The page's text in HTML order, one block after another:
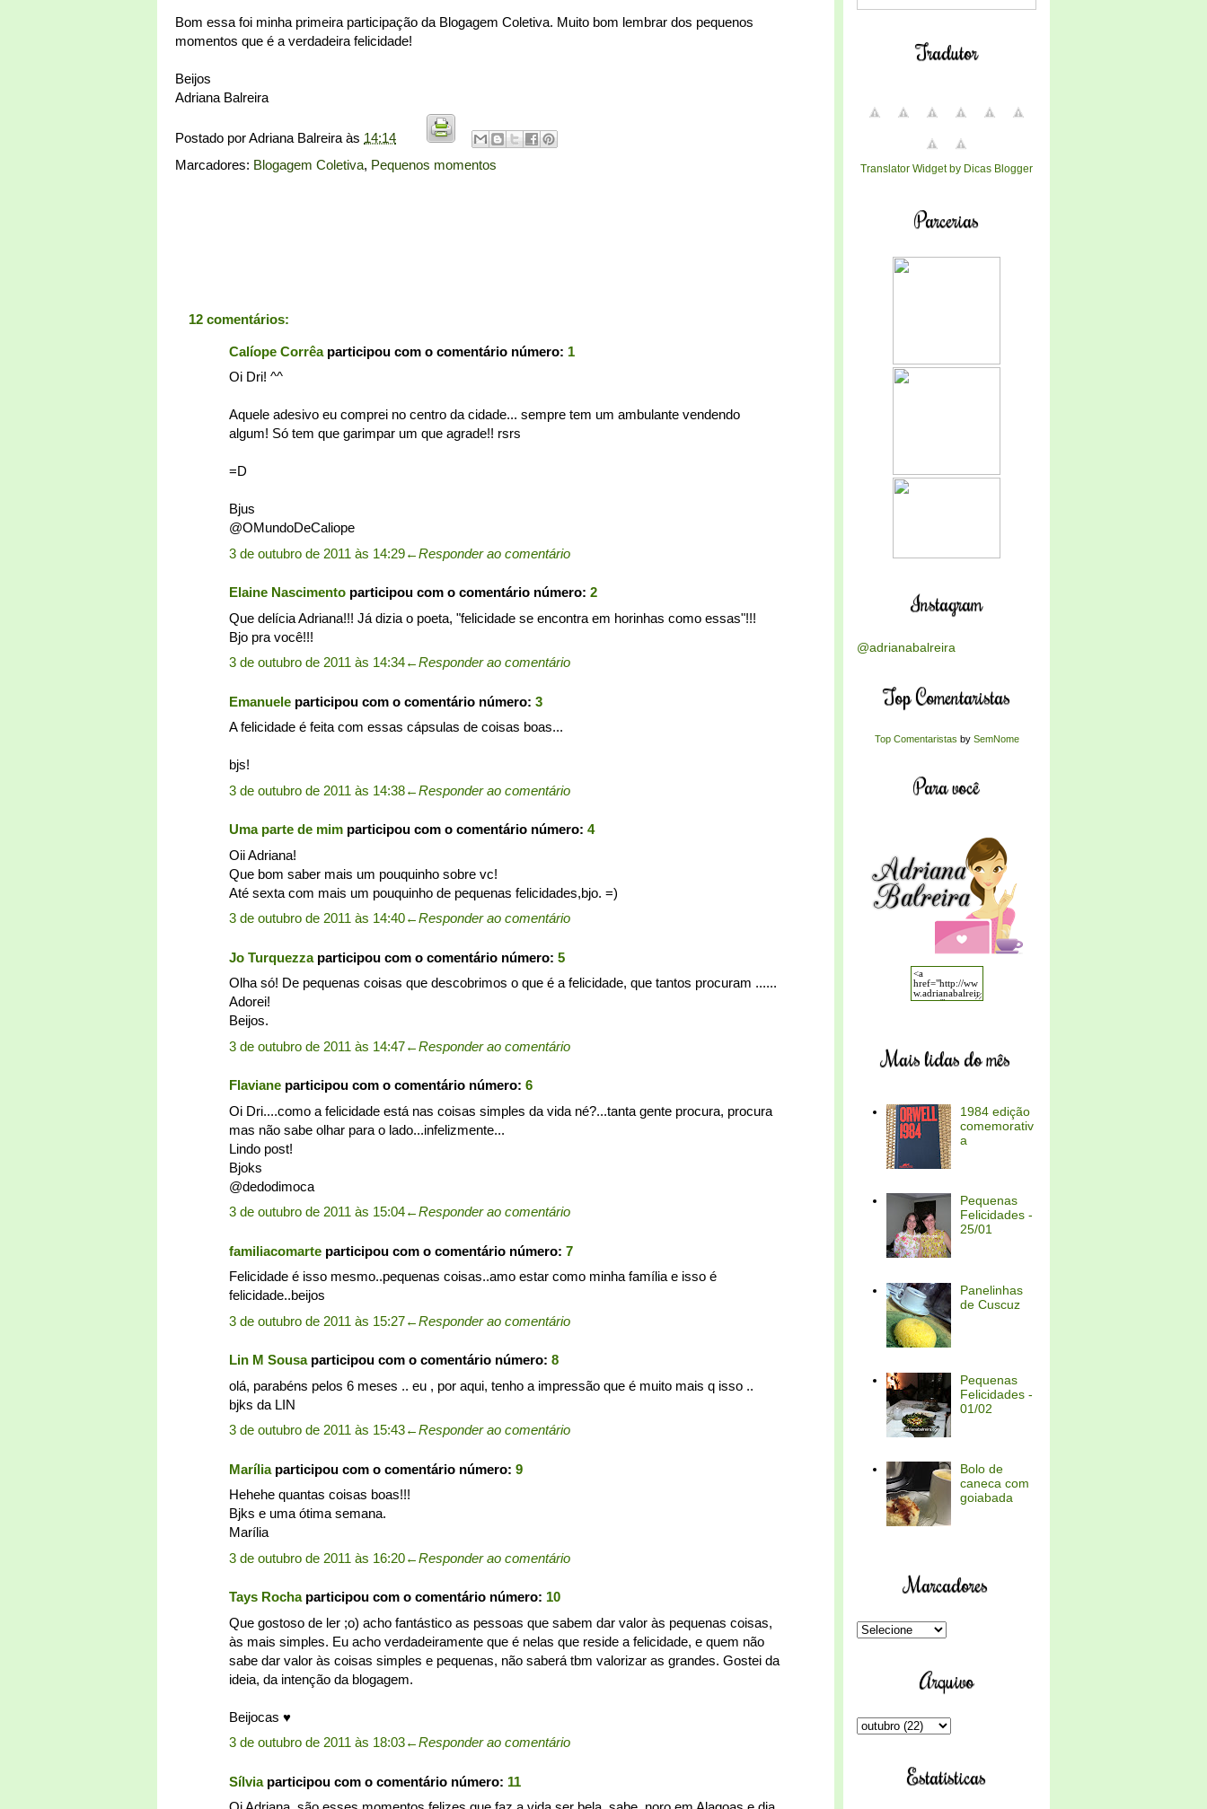
Bom essa foi minha primeira participação da Blogagem Coletiva. Muito bom lembrar dos pequenos
momentos que é a verdadeira felicidade!
Beijos
Adriana Balreira
Postado porAdriana Balreira às 14:14
Marcadores: Blogagem Coletiva, Pequenos momentos
12 comentários:
Calíope Corrêaparticipou com o comentário número: 1
Oi Dri! ^^
Aquele adesivo eu comprei no centro da cidade... sempre tem um ambulante vendendo
algum! Só tem que garimpar um que agrade!! rsrs
=D
Bjus
@OMundoDeCaliope
3 de outubro de 2011 às 14:29←Responder ao comentário
Elaine Nascimento participou com o comentário número: 2
Que delícia Adriana!!! Já dizia o poeta, "felicidade se encontra em horinhas como essas"!!!
Bjo pra você!!!
3 de outubro de 2011 às 14:34←Responder ao comentário
Emanuele participou com o comentário número: 3
A felicidade é feita com essas cápsulas de coisas boas...
bjs!
3 de outubro de 2011 às 14:38←Responder ao comentário
Uma parte de mim participou com o comentário número: 4
Oii Adriana!
Que bom saber mais um pouquinho sobre vc!
Até sexta com mais um pouquinho de pequenas felicidades,bjo. =)
3 de outubro de 2011 às 14:40←Responder ao comentário
Jo Turquezzaparticipou com o comentário número: 5
Olha só! De pequenas coisas que descobrimos o que é a felicidade, que tantos procuram ......
Adorei!
Beijos.
3 de outubro de 2011 às 14:47←Responder ao comentário
Flaviane participou com o comentário número: 6
Oi Dri....como a felicidade está nas coisas simples da vida né?...tanta gente procura, procura
mas não sabe olhar para o lado...infelizmente...
Lindo post!
Bjoks
@dedodimoca
3 de outubro de 2011 às 15:04←Responder ao comentário
familiacomarte participou com o comentário número: 7
Felicidade é isso mesmo..pequenas coisas..amo estar como minha família e isso é
felicidade..beijos
3 de outubro de 2011 às 15:27←Responder ao comentário
Lin M Sousaparticipou com o comentário número: 8
olá, parabéns pelos 6 meses .. eu , por aqui, tenho a impressão que é muito mais q isso ..
bjks da LIN
3 de outubro de 2011 às 15:43←Responder ao comentário
Maríliaparticipou com o comentário número: 9
Hehehe quantas coisas boas!!!
Bjks e uma ótima semana.
Marília
3 de outubro de 2011 às 16:20←Responder ao comentário
Tays Rochaparticipou com o comentário número: 10
Que gostoso de ler ;o) acho fantástico as pessoas que sabem dar valor às pequenas coisas,
às mais simples. Eu acho verdadeiramente que é nelas que reside a felicidade, e quem não
sabe dar valor às coisas simples e pequenas, não saberá tbm valorizar as grandes. Gostei da
ideia, da intenção da blogagem.
Beijocas ♥
3 de outubro de 2011 às 18:03←Responder ao comentário
Sílviaparticipou com o comentário número: 11
Tradutor
Translator Widget by Dicas Blogger
Parcerias
Instagram
@adrianabalreira
Top Comentaristas
Top Comentaristas by SemNome
Para você
Mais lidas do mês
1984 edição
comemorativ
a
Pequenas
Felicidades -
25/01
Panelinhas
de Cuscuz
Pequenas
Felicidades -
01/02
Bolo de
caneca com
goiabada
Marcadores
Arquivo
Estatísticas